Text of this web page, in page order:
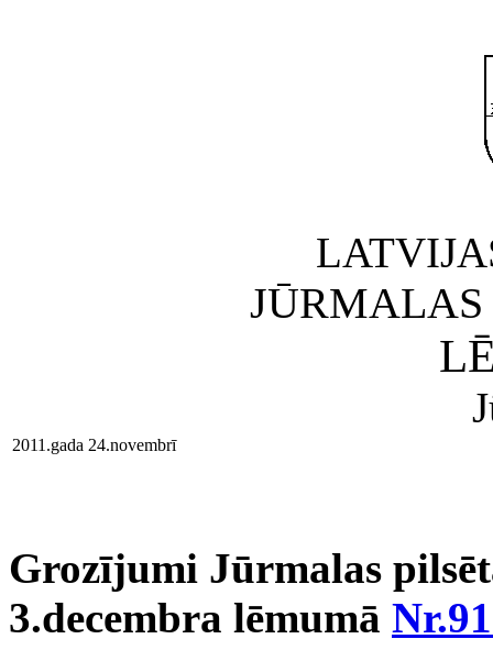
JŪRMALAS
2011.gada 24.novembrī
Grozījumi Jūrmalas
3.decembra lēmumā